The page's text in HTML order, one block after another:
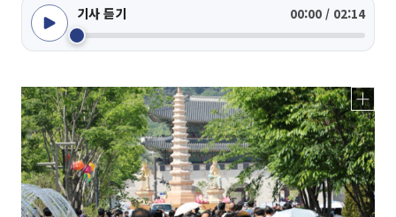
기사 듣기 00:00 / 02:14